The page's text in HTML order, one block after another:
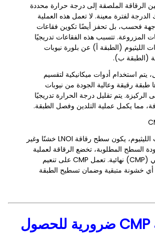
الرقاقة الملصقة إلى درجة حرارة محددة
الدرجة لفترة معينة. لا تعمل هذه العملية
فحسب، بل تحفز أيضًا تكوين فقاعات
المزروعة. تتسبب هذه الفقاعات تدريجيًا
الليثيوم (الطبقة أ) عن بلورة نيوبات
(الطبقة ب).
يتم استخدام أدوات ميكانيكية لتقسيم
طبقة رقيقة وعالية الجودة من نيوبات
الركيزة. يتم تقليل درجة الحرارة تدريجيًا
مما يكمل عملية التلدين وفصل الطبقة.
بعد فصل طبقة نيوبات الليثيوم، يكون سطح رقاقة LNOI خشنًا وغير
السطح المطلوبة، تخضع الرقاقة لعملية
تلميع كيميائي ميكانيكي (CMP) نهائية. تعمل CMP على تنعيم
أي خشونة متبقية وضمان تسطيح الطبقة
تعتبر عملية CMP ضرورية للحصول